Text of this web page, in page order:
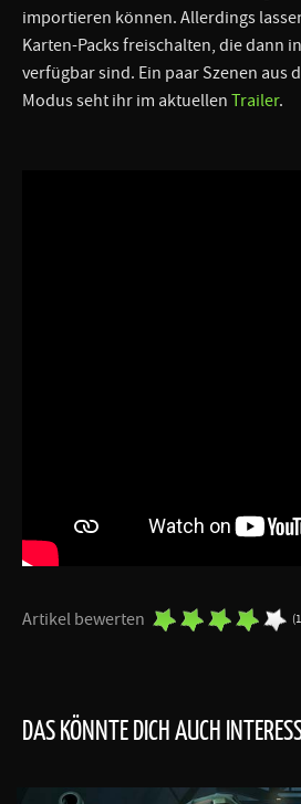
importieren können. Allerdings
Karten-Packs freischalten, die dann
verfügbar sind. Ein paar Szenen aus
Modus seht ihr im aktuellen Trailer.
Artikel bewerten
DAS KÖNNTE DICH AUCH